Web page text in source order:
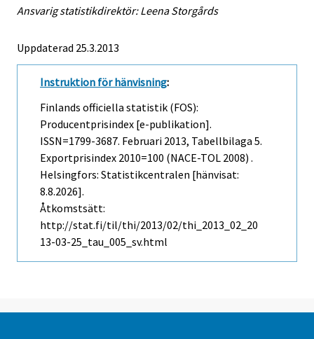
Ansvarig statistikdirektör: Leena Storgårds
Uppdaterad 25.3.2013
Instruktion för hänvisning:
Finlands officiella statistik (FOS):
Producentprisindex [e-publikation].
ISSN=1799-3687. Februari 2013, Tabellbilaga 5.
Exportprisindex 2010=100 (NACE-TOL 2008) .
Helsingfors: Statistikcentralen [hänvisat:
8.8.2026].
Åtkomstsätt:
http://stat.fi/til/thi/2013/02/thi_2013_02_20
13-03-25_tau_005_sv.html